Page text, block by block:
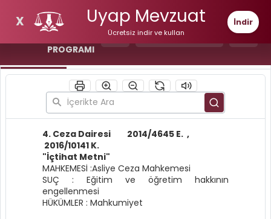
UYAP
MEVZUAT
PROGRAMI
Tema Seç
X Uyap Mevzuat
Ücretsiz indir ve kullan
İndir
4. Ceza Dairesi 2014/4645 E. ,
2016/10141 K.
"İçtihat Metni"
MAHKEMESİ :Asliye Ceza Mahkemesi
SUÇ : Eğitim ve öğretim hakkının
engellenmesi
HÜKÜMLER : Mahkumiyet